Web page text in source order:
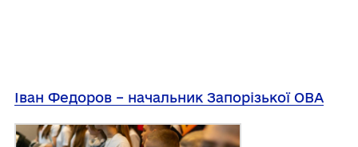
Іван Федоров – начальник Запорізької ОВА